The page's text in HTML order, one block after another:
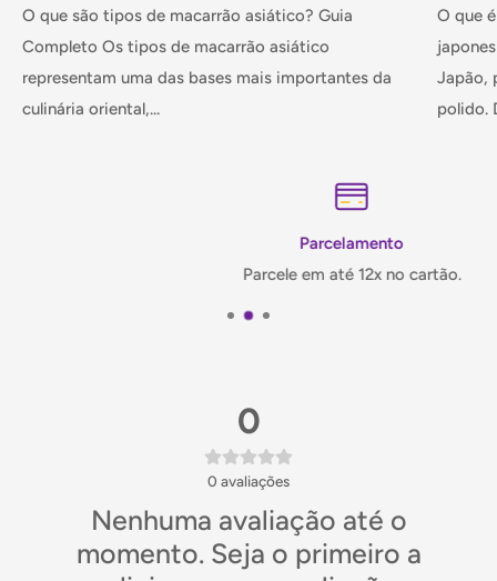
Contém 230g
O que são tipos de macarrão asiático? Guia
Completo Os tipos de macarrão asiático
representam uma das bases mais importantes da
culinária oriental,...
O que
Japão,
polido.
Parcelamento
Parcele em até 12x no cartão.
0
0 avaliações
Nenhuma avaliação até o
momento. Seja o primeiro a